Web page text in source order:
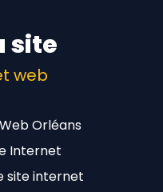
site
web
Orléans
Internet
site internet